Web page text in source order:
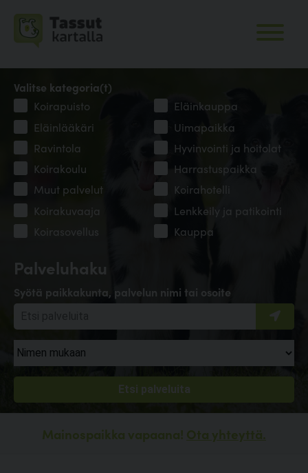
Palveluhaku
Syötä paikkakunta, palvelun nimi tai osoite
Valitse kategoria(t)
Koirapuisto
Eläinkauppa
Eläinlääkäri
Uimapaikka
Ravintola
Hyvinvointi ja hoitolat
Koirakoulu
Harrastuspaikka
Muut palvelut
Koirahotelli
Koirakuvaaja
Lenkkeily ja patikointi
Koirasovellus
Kauppa
Mainospaikka vapaana! Ota yhteyttä.